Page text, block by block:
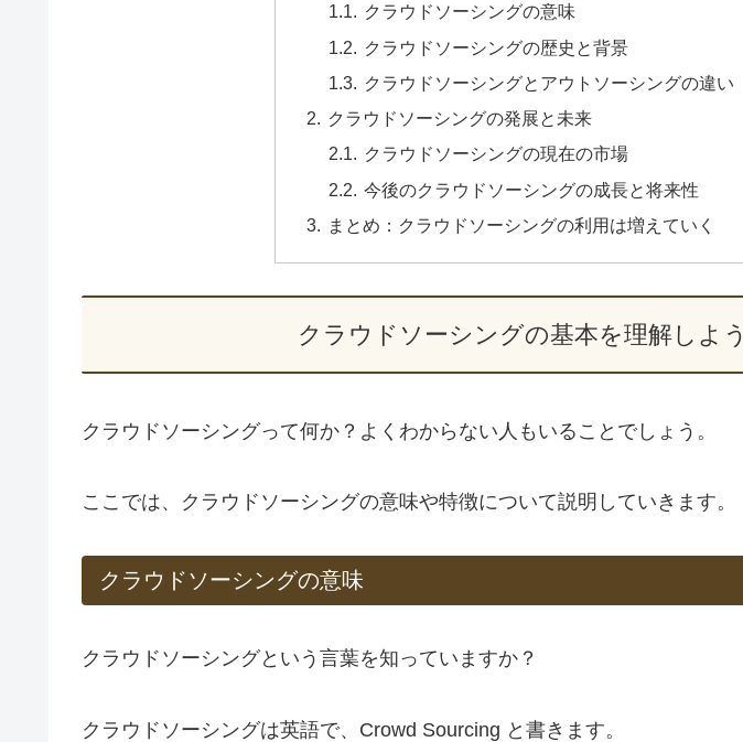
クラウドソーシングの意味
クラウドソーシングの歴史と背景
クラウドソーシングとアウトソーシングの違い
クラウドソーシングの発展と未来
クラウドソーシングの現在の市場
今後のクラウドソーシングの成長と将来性
まとめ：クラウドソーシングの利用は増えていく
クラウドソーシングの基本を理解しよう
クラウドソーシングって何か？よくわからない人もいることでしょう。
ここでは、クラウドソーシングの意味や特徴について説明していきます。
クラウドソーシングの意味
クラウドソーシングという言葉を知っていますか？
クラウドソーシングは英語で、Crowd Sourcing と書きます。